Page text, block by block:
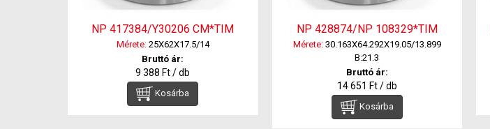
NP 417384/Y30206 CM*TIM
Mérete:25X62X17.5/14
Bruttó ár:
9 388 Ft / db
Kosárba
NP 428874/NP 108329*TIM
Mérete:30.163X64.292X19.05/13.899
B:21.3
Bruttó ár:
14 651 Ft / db
Kosárba